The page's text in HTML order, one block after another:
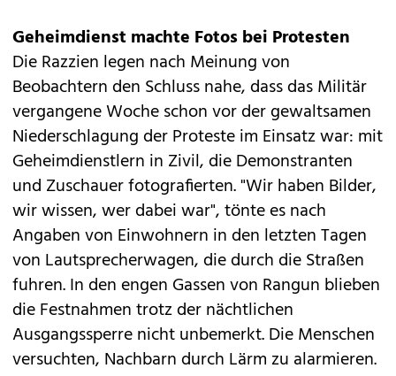
Geheimdienst machte Fotos bei Protesten
Die Razzien legen nach Meinung von
Beobachtern den Schluss nahe, dass das Militär
vergangene Woche schon vor der gewaltsamen
Niederschlagung der Proteste im Einsatz war: mit
Geheimdienstlern in Zivil, die Demonstranten
und Zuschauer fotografierten. "Wir haben Bilder,
wir wissen, wer dabei war", tönte es nach
Angaben von Einwohnern in den letzten Tagen
von Lautsprecherwagen, die durch die Straßen
fuhren. In den engen Gassen von Rangun blieben
die Festnahmen trotz der nächtlichen
Ausgangssperre nicht unbemerkt. Die Menschen
versuchten, Nachbarn durch Lärm zu alarmieren.